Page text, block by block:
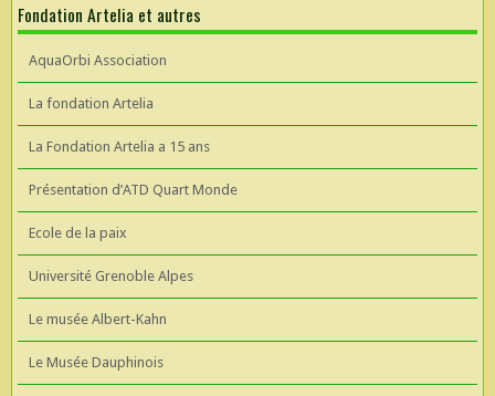
Fondation Artelia et autres
AquaOrbi Association
La fondation Artelia
La Fondation Artelia a 15 ans
Présentation d’ATD Quart Monde
Ecole de la paix
Université Grenoble Alpes
Le musée Albert-Kahn
Le Musée Dauphinois